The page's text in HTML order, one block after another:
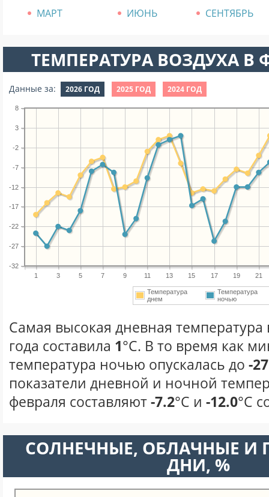
МАРТ
ИЮНЬ СЕНТЯБРЬ
ТЕМПЕРАТУРА ВОЗДУХА В
Данные за: 2026 ГОД 2025 ГОД 2024 ГОД
1 3 5 7 9 11 13 15 17 19 21
-32
-27
-22
-17
-12
-7
-2
3
8
Температура
днем
Температура
ночью
Самая высокая дневная температура
года составила 1°С. В то время как
температура ночью опускалась до -27
показатели дневной и ночной
февраля составляют-7.2°С и -12.0°С
CОЛНЕЧНЫЕ, ОБЛАЧНЫЕ И
ДНИ, %